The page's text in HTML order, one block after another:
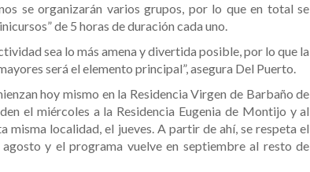
se organizarán varios grupos, por lo que en total se
de 5 horas de duración cada uno.
sea lo más amena y divertida posible, por lo que la
será el elemento principal”, asegura Del Puerto.
hoy mismo en la Residencia Virgen de Barbaño de
el miércoles a la Residencia Eugenia de Montijo y al
misma localidad, el jueves. A partir de ahí, se respeta el
agosto y el programa vuelve en septiembre al resto de